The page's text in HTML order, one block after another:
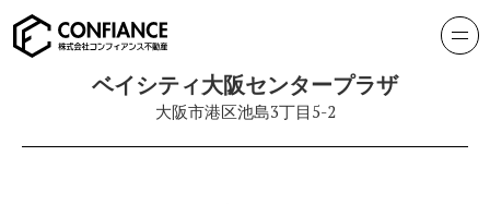
ベイシティ大阪センタープラザ
大阪市港区池島3丁目5-2